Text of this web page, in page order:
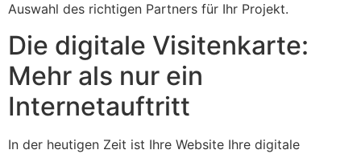
Auswahl des richtigen Partners für Ihr Projekt.
Die digitale Visitenkarte:
Mehr als nur ein
Internetauftritt
In der heutigen Zeit ist Ihre Website Ihre digitale